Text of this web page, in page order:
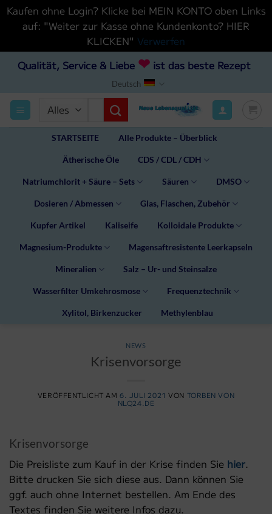
Kaufen ohne Login? Klicke bei MEIN KONTO oben Links
auf: "Weiter zur Kasse ohne Kundenkonto? HIER
KLICKEN" Verwerfen
Inhalt
Qualität, Service & Liebe ❤ist das beste Rezept
Deutsch
Suchen
STARTSEITE Alle Produkte – Überblick
Ätherische Öle CDS / CDL / CDH
Natriumchlorit + Säure – Sets Säuren DMSO
Dosieren / Abmessen Glas, Flaschen, Zubehör
Kupfer Artikel Kaliseife Kolloidale Produkte
Magnesium-Produkte Magensaftresistente Leerkapseln
Mineralien Salz – Ur- und Steinsalze
Wasserfilter Umkehrosmose Frequenztechnik
Xylitol, Birkenzucker Methylenblau
NEWS
Krisenvorsorge
VERÖFFENTLICHT AM 6. JULI 2021 VON TORBEN VON
NLQ24.DE
Krisenvorsorge
Die Preisliste zum Kauf in der Krise finden Sie hier.
Bitte drucken Sie sich diese aus. Dann können Sie
ggf. auch ohne Internet bestellen. Am Ende des
Textes finden Sie weitere Infos dazu.